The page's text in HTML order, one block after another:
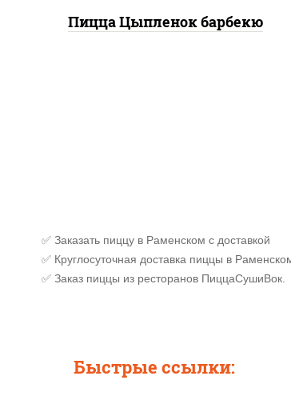
Пицца Цыпленок барбекю
✅ Заказать пиццу в Раменском с доставкой
✅ Круглосуточная доставка пиццы в
✅ Заказ пиццы из ресторанов ПиццаСушиВок.
Быстрые ссылки: